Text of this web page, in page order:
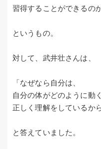
習得することができるのか
というもの。
対して、武井壮さんは、
「なぜなら自分は、
自分の体がどのように動
正しく理解をしているから
と答えていました。